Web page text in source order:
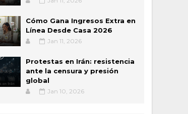
Cómo Gana Ingresos Extra en
Línea Desde Casa 2026
Jan 11, 2026
Protestas en Irán: resistencia
ante la censura y presión
global
Jan 10, 2026